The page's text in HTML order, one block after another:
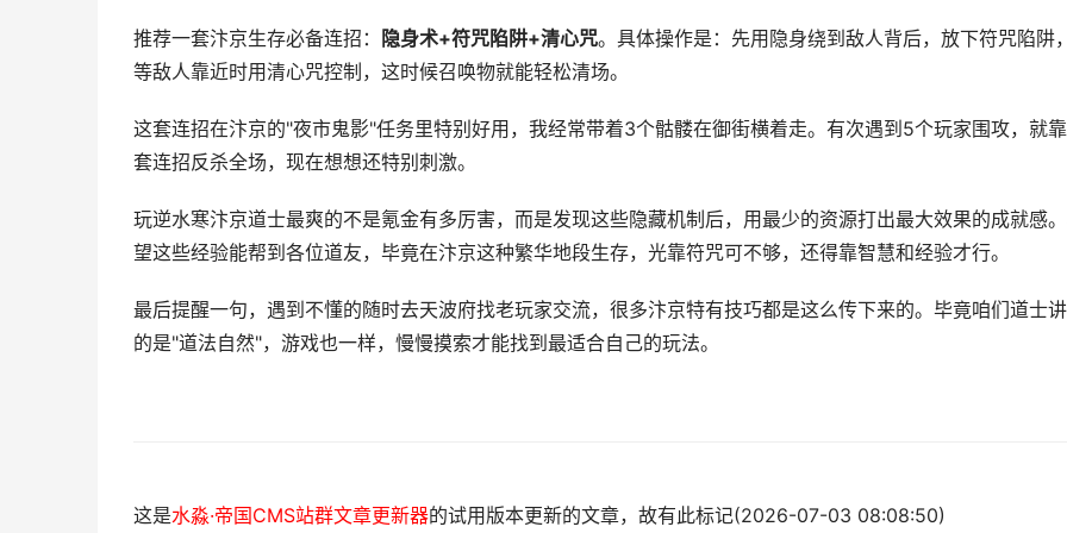
推荐一套汴京生存必备连招： 隐身术+符咒陷阱+清心咒。具体操作是：先用隐身绕到敌人背后，放下符咒陷阱，
等敌人靠近时用清心咒控制，这时候召唤物就能轻松清场。
这套连招在汴京的"夜市鬼影"任务里特别好用，我经常带着3个骷髅在御街横着走。有次遇到5个玩家围攻，就
套连招反杀全场，现在想想还特别刺激。
玩逆水寒汴京道士最爽的不是氪金有多厉害，而是发现这些隐藏机制后，用最少的资源打出最大效果的成就感
望这些经验能帮到各位道友，毕竟在汴京这种繁华地段生存，光靠符咒可不够，还得靠智慧和经验才行。
最后提醒一句，遇到不懂的随时去天波府找老玩家交流，很多汴京特有技巧都是这么传下来的。毕竟咱们道士
的是"道法自然"，游戏也一样，慢慢摸索才能找到最适合自己的玩法。
这是水淼·帝国CMS站群文章更新器的试用版本更新的文章，故有此标记(2026-07-03 08:08:50)